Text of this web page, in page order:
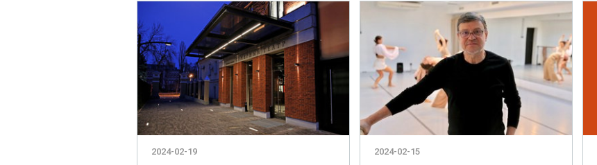
2024-02-19 2024-02-15